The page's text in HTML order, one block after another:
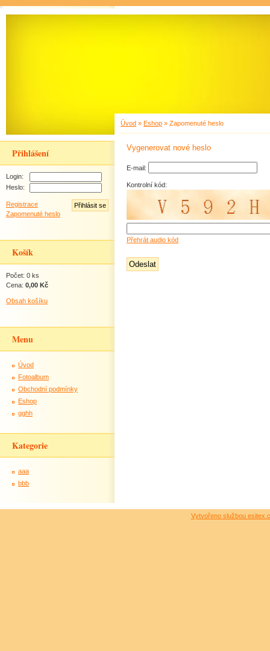
Úvod » Eshop » Zapomenuté heslo
Vygenerovat nové heslo
E-mail:
Kontrolní kód:
Přehrát audio kód
Přihlášení
Login:
Heslo:
Registrace
Zapomenuté heslo
Košík
Počet: 0 ks
Cena: 0,00 Kč
Obsah košíku
Menu
Úvod
Fotoalbum
Obchodní podmínky
Eshop
gghh
Kategorie
aaa
bbb
Vytvořeno službou